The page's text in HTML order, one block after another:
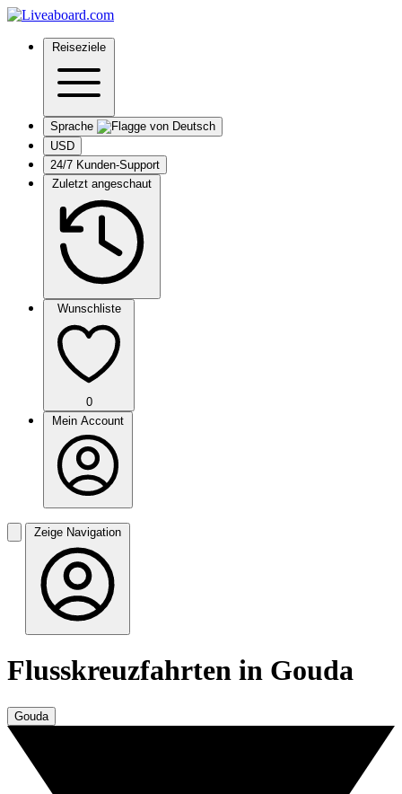
Reiseziele
Sprache
USD
24/7 Kunden-Support
Zuletzt angeschaut
Wunschliste
0
Mein Account
Zeige Navigation
Flusskreuzfahrten in Gouda
Gouda